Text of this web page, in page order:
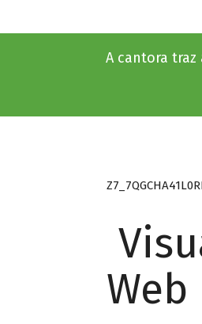
A cantora
Web